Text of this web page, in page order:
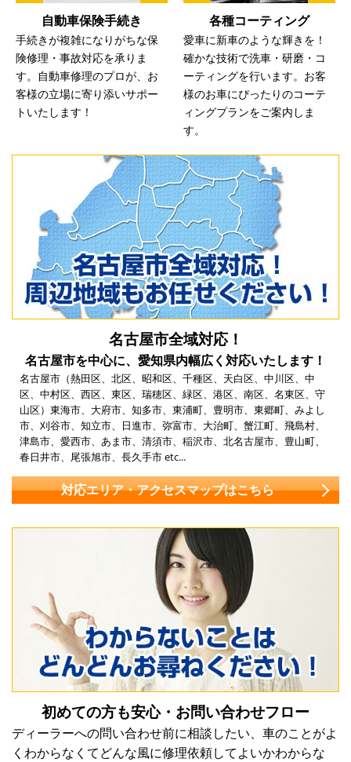
自動車保険手続き
手続きが複雑になりがちな保
険修理・事故対応を承りま
す。自動車修理のプロが、お
客様の立場に寄り添いサポー
トいたします！
各種コーティング
愛車に新車のような輝きを！
確かな技術で洗車・研磨・コ
ーティングを行います。お客
様のお⾞にぴったりのコーテ
ィングプランをご案内しま
す。
名古屋市全域対応！
名古屋市を中心に、愛知県内幅広く対応いたします！
名古屋市（熱田区、北区、昭和区、千種区、天白区、中川区、中
区、中村区、西区、東区、瑞穂区、緑区、港区、南区、名東区、守
山区）東海市、大府市、知多市、東浦町、豊明市、東郷町、みよし
市、刈谷市、知立市、日進市、弥富市、大治町、蟹江町、飛島村、
津島市、愛西市、あま市、清須市、稲沢市、北名古屋市、豊山町、
春日井市、尾張旭市、長久手市 etc...
対応エリア・アクセスマップはこちら
初めての方も安心・ お問い合わせフロー
ディーラーへの問い合わせ前に相談したい、車のことがよ
くわからなくてどんな風に修理依頼してよいかわからな